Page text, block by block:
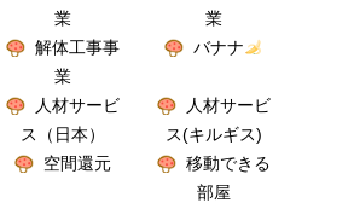
業
業
解体工事事
業
バナナ
人材サービ
ス（日本）
人材サービ
ス(キルギス)
空間還元
移動できる
部屋